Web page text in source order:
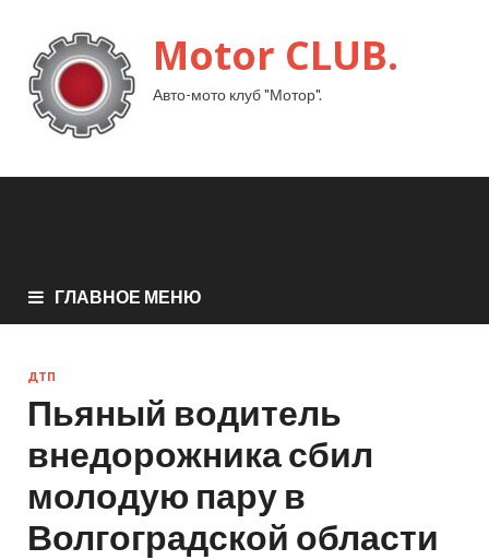
Motor CLUB.
Авто-мото клуб "Мотор".
ГЛАВНОЕ МЕНЮ
ДТП
Пьяный водитель
внедорожника сбил
молодую пару в
Волгоградской области